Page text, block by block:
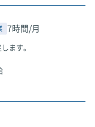
7時間/月
ます。